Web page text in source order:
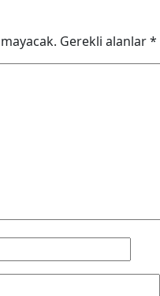
Gerekli alanlar*